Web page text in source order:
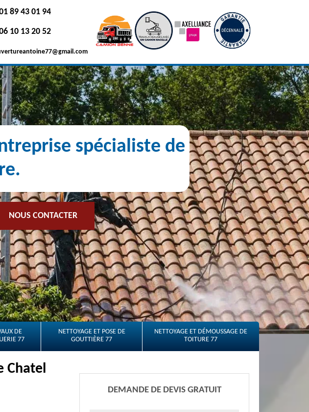
89 43 01 94
10 13 20 52
spécialiste de
NOUS CONTACTER
DE
77
NETTOYAGE ET POSE DE
GOUTTIÈRE 77
NETTOYAGE ET DÉMOUSSAGE DE
TOITURE 77
Chatel
DEMANDE DE DEVIS GRATUIT